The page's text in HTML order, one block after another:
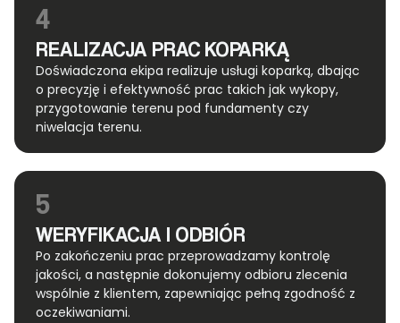
4
REALIZACJA PRAC KOPARKĄ
Doświadczona ekipa realizuje usługi koparką, dbając
o precyzję i efektywność prac takich jak wykopy,
przygotowanie terenu pod fundamenty czy
niwelacja terenu.
5
WERYFIKACJA I ODBIÓR
Po zakończeniu prac przeprowadzamy kontrolę
jakości, a następnie dokonujemy odbioru zlecenia
wspólnie z klientem, zapewniając pełną zgodność z
oczekiwaniami.